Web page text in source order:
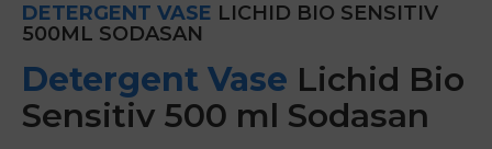
DETERGENT VASE LICHID BIO SENSITIV
500ML SODASAN
Detergent Vase Lichid Bio
Sensitiv 500 ml Sodasan